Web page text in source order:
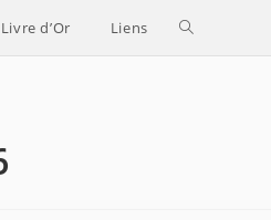
Livre d’Or Liens Toggle